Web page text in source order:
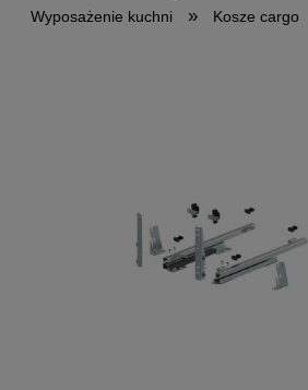
Wyposażenie kuchni » Kosze cargo